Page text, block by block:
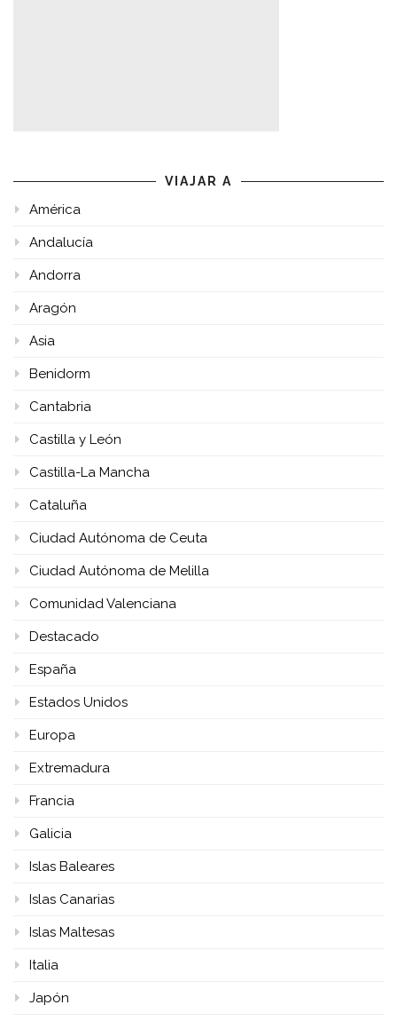
VIAJAR A
América
Andalucía
Andorra
Aragón
Asia
Benidorm
Cantabria
Castilla y León
Castilla-La Mancha
Cataluña
Ciudad Autónoma de Ceuta
Ciudad Autónoma de Melilla
Comunidad Valenciana
Destacado
España
Estados Unidos
Europa
Extremadura
Francia
Galicia
Islas Baleares
Islas Canarias
Islas Maltesas
Italia
Japón